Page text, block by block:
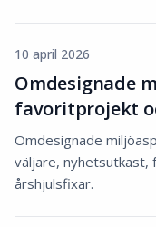
10 april 2026
Omdesignade
favoritprojekt
Omdesignade
väljare,
årshjulsfixar.